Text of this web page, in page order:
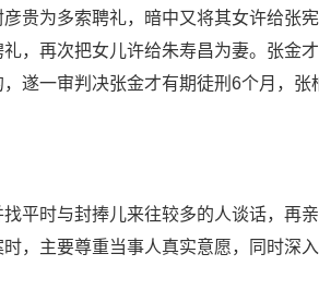
贵为多索聘礼，暗中又将其女许给张
，再次把女儿许给朱寿昌为妻。张金
遂一审判决张金才有期徒刑6个月，
平时与封捧儿来往较多的人谈话，再
，主要尊重当事人真实意愿，同时深